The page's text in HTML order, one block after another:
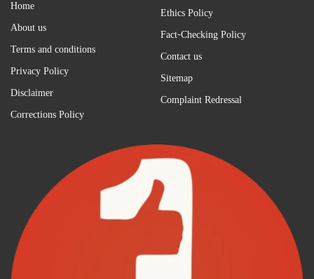
Home
About us
Terms and conditions
Privacy Policy
Disclaimer
Corrections Policy
Ethics Policy
Fact-Checking Policy
Contact us
Sitemap
Complaint Redressal